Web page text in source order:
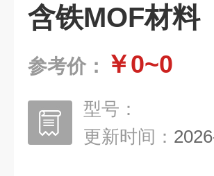
含铁MOF材料
参考价： ￥0~0
型号：
更新时间：